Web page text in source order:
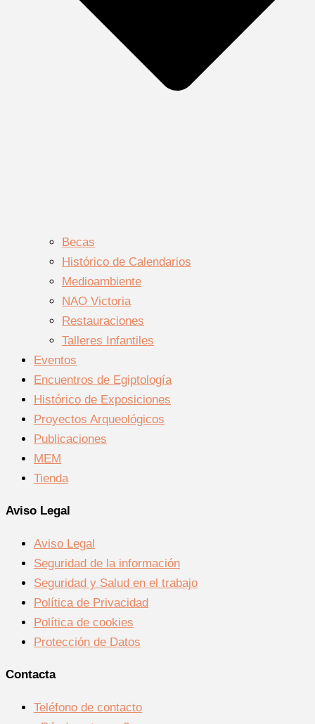
Becas
Histórico de Calendarios
Medioambiente
NAO Victoria
Restauraciones
Talleres Infantiles
Eventos
Encuentros de Egiptología
Histórico de Exposiciones
Proyectos Arqueológicos
Publicaciones
MEM
Tienda
Aviso Legal
Aviso Legal
Seguridad de la información
Seguridad y Salud en el trabajo
Política de Privacidad
Política de cookies
Protección de Datos
Contacta
Teléfono de contacto